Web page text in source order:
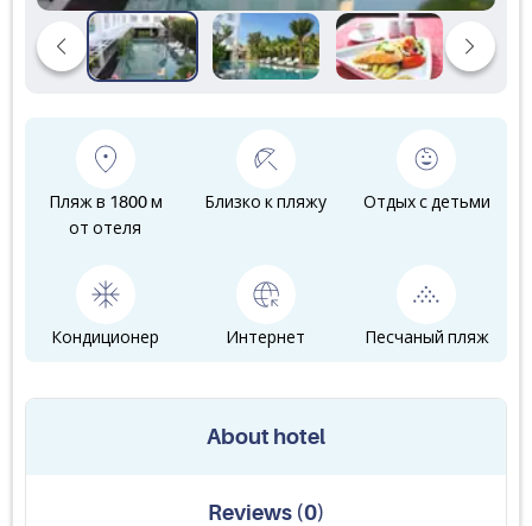
Пляж в 1800 м
от отеля
Близко к пляжу Отдых с детьми
Кондиционер Интернет Песчаный пляж
About hotel
Reviews(0)